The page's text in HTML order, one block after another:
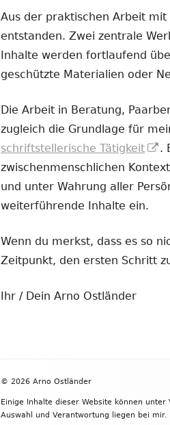
Aus der praktischen Arbeit
entstanden. Zwei zentrale
Inhalte werden fortlaufend
geschützte Materialien oder
Die Arbeit in Beratung,
zugleich die Grundlage für
schriftstellerische Tätigkeit
In
.
zwischenmenschlichen
und unter Wahrung aller
weiterführende Inhalte ein.
Wenn du merkst, dass es so
Zeitpunkt, den ersten Schritt
Ihr / Dein Arno Ostländer
Inhalt
© 2026 Arno Ostländer
Einige Inhalte dieser Website können
Auswahl und Verantwortung liegen bei mir.